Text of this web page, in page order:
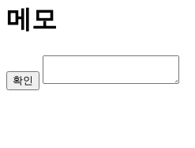
메모
확인